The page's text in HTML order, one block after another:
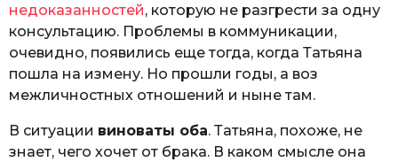
недоказанностей, которую не разгрести за одну
консультацию. Проблемы в коммуникации,
очевидно, появились еще тогда, когда Татьяна
пошла на измену. Но прошли годы, а воз
межличностных отношений и ныне там.
В ситуации виноваты оба. Татьяна, похоже, не
знает, чего хочет от брака. В каком смысле она